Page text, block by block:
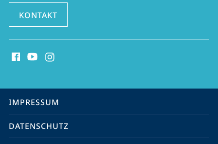
KONTAKT
Media
Service-
Navigation
IMPRESSUM
DATENSCHUTZ